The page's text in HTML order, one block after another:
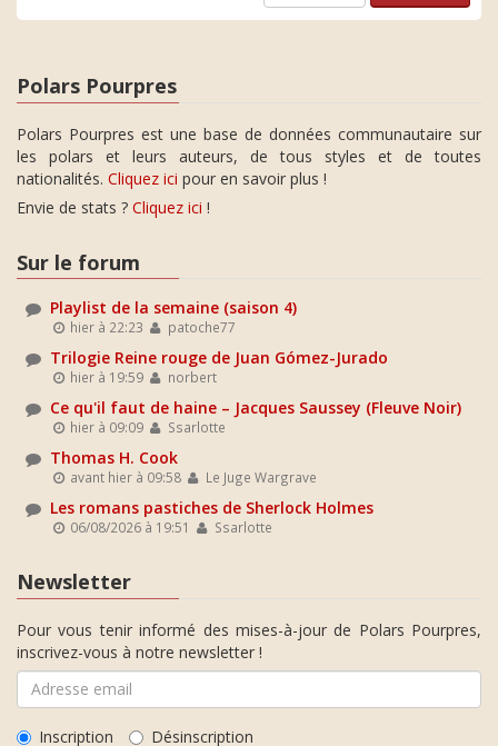
Polars Pourpres
Polars Pourpres est une base de données communautaire sur
les polars et leurs auteurs, de tous styles et de toutes
nationalités. Cliquez ici pour en savoir plus !
Envie de stats ? Cliquez ici !
Sur le forum
Playlist de la semaine (saison 4)
hier à 22:23 patoche77
Trilogie Reine rouge de Juan Gómez-Jurado
hier à 19:59 norbert
Ce qu'il faut de haine – Jacques Saussey (Fleuve Noir)
hier à 09:09 Ssarlotte
Thomas H. Cook
avant hier à 09:58 Le Juge Wargrave
Les romans pastiches de Sherlock Holmes
06/08/2026 à 19:51 Ssarlotte
Newsletter
Pour vous tenir informé des mises-à-jour de Polars Pourpres,
inscrivez-vous à notre newsletter !
Inscription Désinscription